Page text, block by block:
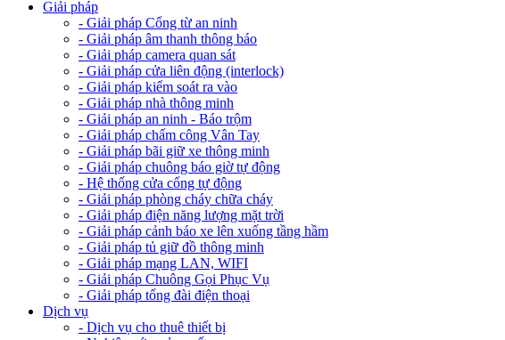
Giải pháp
- Giải pháp Cổng từ an ninh
- Giải pháp âm thanh thông báo
- Giải pháp camera quan sát
- Giải pháp cửa liên động (interlock)
- Giải pháp kiểm soát ra vào
- Giải pháp nhà thông minh
- Giải pháp an ninh - Báo trộm
- Giải pháp chấm công Vân Tay
- Giải pháp bãi giữ xe thông minh
- Giải pháp chuông báo giờ tự động
- Hệ thống cửa cổng tự động
- Giải pháp phòng cháy chữa cháy
- Giải pháp điện năng lượng mặt trời
- Giải pháp cảnh báo xe lên xuống tầng hầm
- Giải pháp tủ giữ đồ thông minh
- Giải pháp mạng LAN, WIFI
- Giải pháp Chuông Gọi Phục Vụ
- Giải pháp tổng đài điện thoại
Dịch vụ
- Dịch vụ cho thuê thiết bị